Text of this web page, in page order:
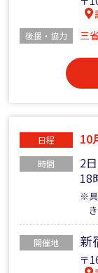
後援・協力 三
日程 10
時間
2
18
※具
開催地 新
〒